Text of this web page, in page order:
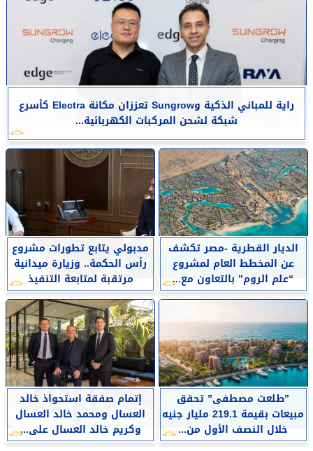
راية للمباني الذكية وSungrow تعززان مكانة Electra كأسرع
شبكة لشحن المركبات الكهربائية...
الديار القطرية -مصر تكشف
عن المخطط العام لمشروع
“علم الروم” بالتعاون مع...
مدبولي يتابع تطورات مشروع
رأس الحكمة.. وزيارة ميدانية
مرتقبة لمتابعة التنفيذ
​”طلعت مصطفى” تحقق
مبيعات بقيمة 219.1 مليار جنيه
خلال النصف الأول من...
إتمام صفقة استحواذ خالد
العسال ومحمد خالد العسال
وكريم خالد العسال على...